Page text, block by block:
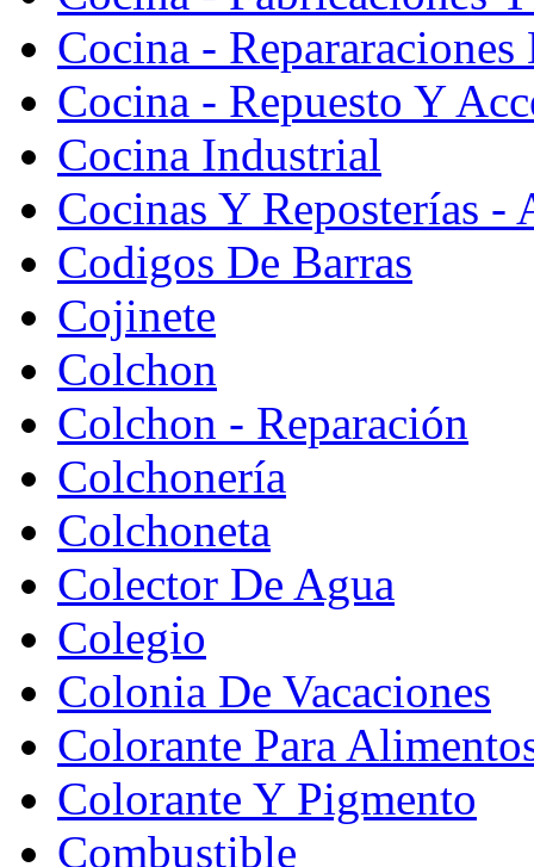
Cocina - Repararaciones
Cocina - Repuesto Y
Cocina Industrial
Cocinas Y Reposterías -
Codigos De Barras
Cojinete
Colchon
Colchon - Reparación
Colchonería
Colchoneta
Colector De Agua
Colegio
Colonia De Vacaciones
Colorante Para
Colorante Y Pigmento
Combustible